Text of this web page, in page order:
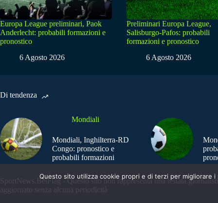
Europa League preliminari, Paok
Anderlecht: probabili formazioni e
pronostico
6 Agosto 2026
Preliminari Europa League,
Salisburgo-Pafos: probabili
formazioni e pronostico
6 Agosto 2026
Di tendenza
Mondiali
Mondiali, Inghilterra-RD
Congo: pronostico e
probabili formazioni
SportNews.BetFlag - Questo sito non rappresenta una testata
aggiornato senza alcuna periodicità
Questo sito utilizza cookie propri e di terzi per migliorare